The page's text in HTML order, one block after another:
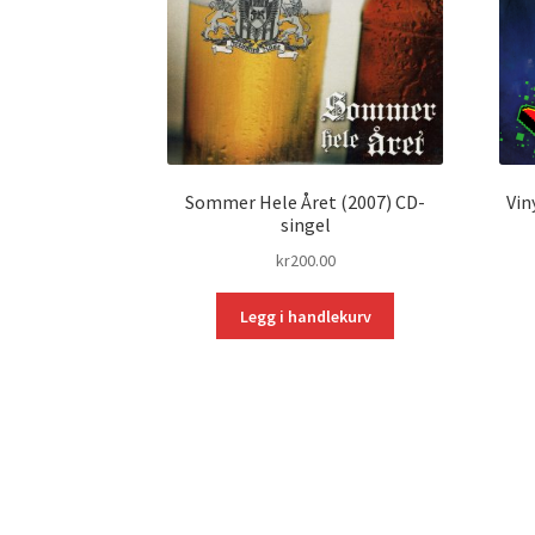
Sommer Hele Året (2007) CD-
singel
kr200.00
Legg i handlekurv